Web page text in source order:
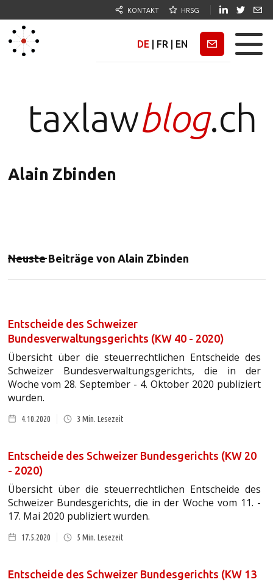
KONTAKT HRSG
DE FR EN Newsletter
taxlawblog.ch
Alain Zbinden
Neuste Beiträge von Alain Zbinden
Entscheide des Schweizer
Bundesverwaltungsgerichts (KW 40 - 2020)
Übersicht über die steuerrechtlichen Entscheide des
Schweizer Bundesverwaltungsgerichts, die in der
Woche vom 28. September - 4. Oktober 2020 publiziert
wurden.
4.10.2020 3 Min. Lesezeit
Entscheide des Schweizer Bundesgerichts (KW 20
- 2020)
Übersicht über die steuerrechtlichen Entscheide des
Schweizer Bundesgerichts, die in der Woche vom 11. -
17. Mai 2020 publiziert wurden.
17.5.2020 5 Min. Lesezeit
Entscheide des Schweizer Bundesgerichts (KW 13